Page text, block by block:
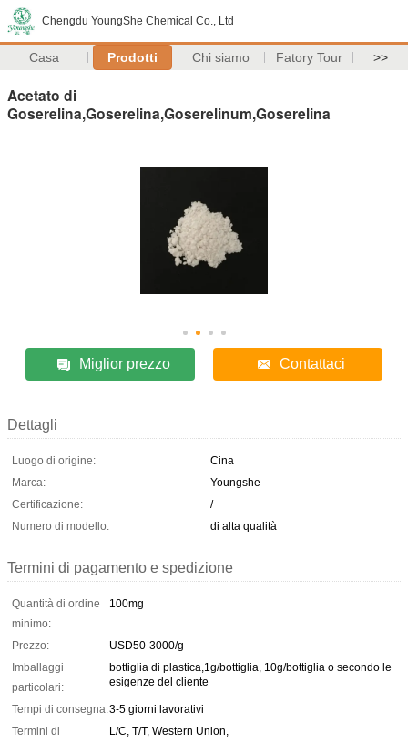
Chengdu YoungShe Chemical Co., Ltd
Casa Prodotti Chi siamo Fatory Tour >>
Acetato di
Goserelina,Goserelina,Goserelinum,Goserelina
Miglior prezzo Contattaci
Dettagli
Luogo di origine:
Cina
Marca:
Youngshe
Certificazione:
/
Numero di modello:
di alta qualità
Termini di pagamento e spedizione
Quantità di ordine
minimo:
100mg
Prezzo:
USD50-3000/g
Imballaggi
particolari:
bottiglia di plastica,1g/bottiglia, 10g/bottiglia o secondo le
esigenze del cliente
Tempi di consegna:3-5 giorni lavorativi
Termini di
L/C, T/T, Western Union,